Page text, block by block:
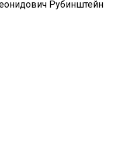
Рубинштейн